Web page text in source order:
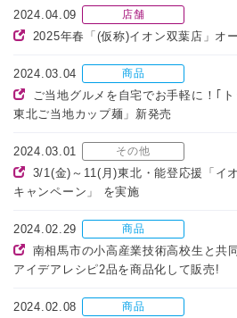
2024.04.09 店舗
2025年春「(仮称)イオン双葉店」オ
2024.03.04 商品
ご当地グルメを自宅でお手軽に！｢
東北ご当地カップ麺」新発売
2024.03.01 その他
3/1(金)～11(月)東北・能登応援「イ
キャンペーン」 を実施
2024.02.29 商品
南相馬市の小高産業技術高校生と共
アイデアレシピ2品を商品化して販売!
2024.02.08 商品